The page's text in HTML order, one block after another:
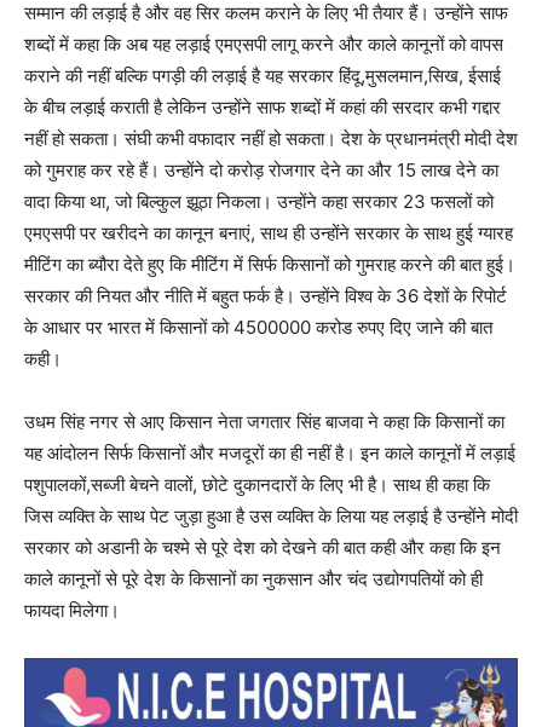
सम्मान की लड़ाई है और वह सिर कलम कराने के लिए भी तैयार हैं। उन्होंने साफ
शब्दों में कहा कि अब यह लड़ाई एमएसपी लागू करने और काले कानूनों को वापस
कराने की नहीं बल्कि पगड़ी की लड़ाई है यह सरकार हिंदू,मुसलमान,सिख, ईसाई
के बीच लड़ाई कराती है लेकिन उन्होंने साफ शब्दों में कहां की सरदार कभी गद्दार
नहीं हो सकता। संघी कभी वफादार नहीं हो सकता। देश के प्रधानमंत्री मोदी देश
को गुमराह कर रहे हैं। उन्होंने दो करोड़ रोजगार देने का और 15 लाख देने का
वादा किया था, जो बिल्कुल झूठा निकला। उन्होंने कहा सरकार 23 फसलों को
एमएसपी पर खरीदने का कानून बनाएं, साथ ही उन्होंने सरकार के साथ हुई ग्यारह
मीटिंग का ब्यौरा देते हुए कि मीटिंग में सिर्फ किसानों को गुमराह करने की बात हुई।
सरकार की नियत और नीति में बहुत फर्क है। उन्होंने विश्व के 36 देशों के रिपोर्ट
के आधार पर भारत में किसानों को 4500000 करोड रुपए दिए जाने की बात
कही।
उधम सिंह नगर से आए किसान नेता जगतार सिंह बाजवा ने कहा कि किसानों का
यह आंदोलन सिर्फ किसानों और मजदूरों का ही नहीं है। इन काले कानूनों में लड़ाई
पशुपालकों,सब्जी बेचने वालों, छोटे दुकानदारों के लिए भी है। साथ ही कहा कि
जिस व्यक्ति के साथ पेट जुड़ा हुआ है उस व्यक्ति के लिया यह लड़ाई है उन्होंने मोदी
सरकार को अडानी के चश्मे से पूरे देश को देखने की बात कही और कहा कि इन
काले कानूनों से पूरे देश के किसानों का नुकसान और चंद उद्योगपतियों को ही
फायदा मिलेगा।